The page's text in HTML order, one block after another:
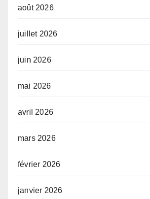
août 2026
juillet 2026
juin 2026
mai 2026
avril 2026
mars 2026
février 2026
janvier 2026